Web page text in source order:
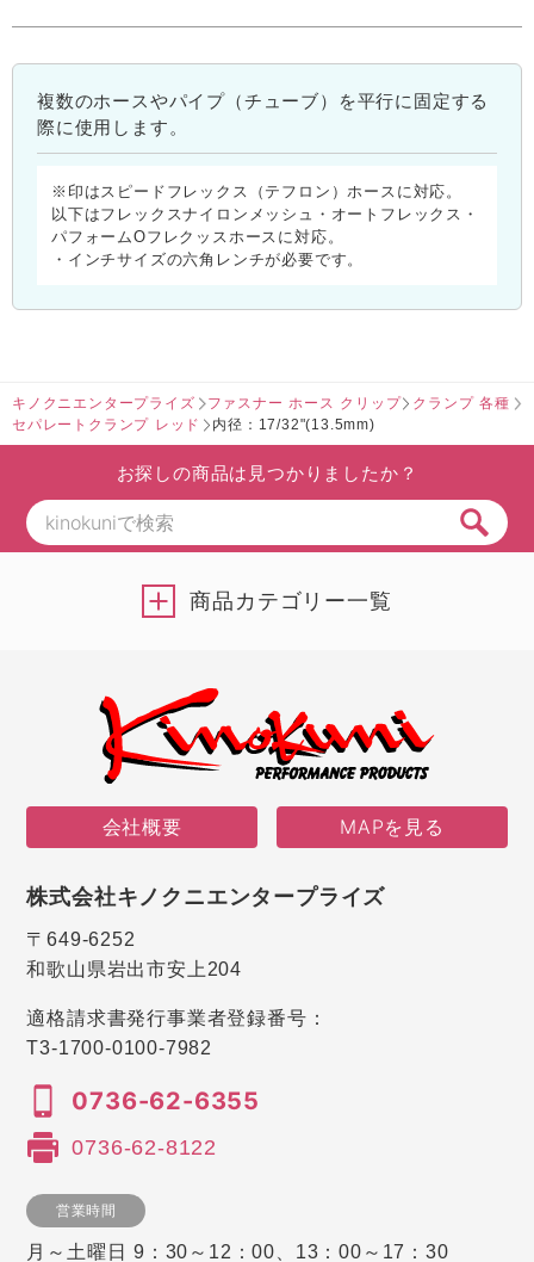
複数のホースやパイプ（チューブ）を平行に固定する
際に使用します。
※印はスピードフレックス（テフロン）ホースに対応。
以下はフレックスナイロンメッシュ・オートフレックス・
パフォームOフレクッスホースに対応。
・インチサイズの六角レンチが必要です。
キノクニエンタープライズ ファスナー ホース クリップ
クランプ 各種
セパレートクランプ レッド
内径：17/32"(13.5mm)
お探しの商品は見つかりましたか？
商品カテゴリー一覧
会社概要 MAPを見る
株式会社キノクニエンタープライズ
〒649-6252
和歌山県岩出市安上204
適格請求書発行事業者登録番号：
T3-1700-0100-7982
0736-62-6355
0736-62-8122
営業時間
月～土曜日 9：30～12：00、13：00～17：30